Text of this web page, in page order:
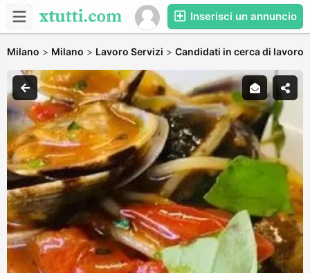
Inserisci un annuncio
Milano > Milano > Lavoro Servizi > Candidati in cerca di lavoro